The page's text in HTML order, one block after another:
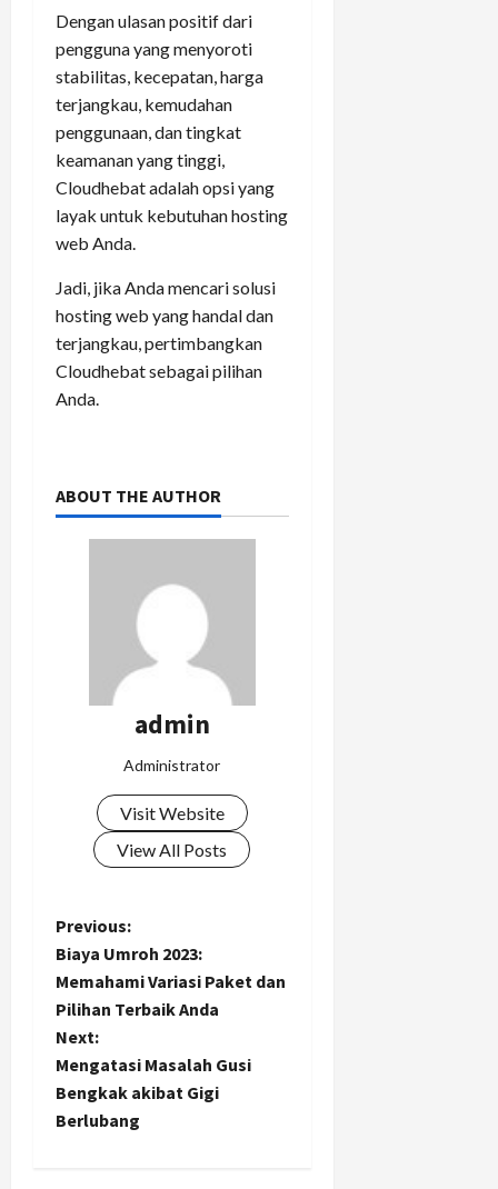
Dengan ulasan positif dari
pengguna yang menyoroti
stabilitas, kecepatan, harga
terjangkau, kemudahan
penggunaan, dan tingkat
keamanan yang tinggi,
Cloudhebat adalah opsi yang
layak untuk kebutuhan hosting
web Anda.
Jadi, jika Anda mencari solusi
hosting web yang handal dan
terjangkau, pertimbangkan
Cloudhebat sebagai pilihan
Anda.
ABOUT THE AUTHOR
admin
Administrator
Visit Website
View All Posts
P
o
s
t
n
Previous:
Biaya Umroh 2023:
Memahami Variasi Paket dan
Pilihan Terbaik Anda
Next:
Mengatasi Masalah Gusi
Bengkak akibat Gigi
Berlubang